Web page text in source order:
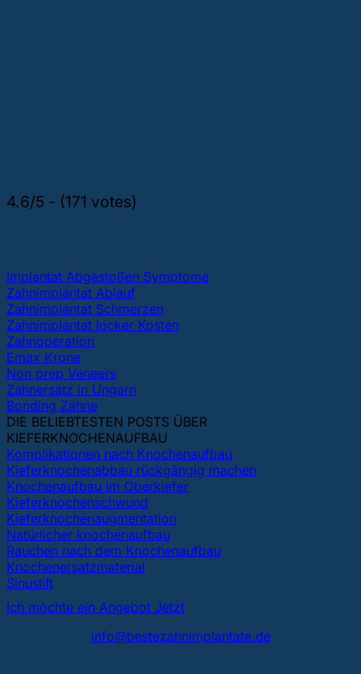
4.6/5 - (171 votes)
Implantat Abgestoßen Symptome
Zahnimplantat Ablauf
Zahnimplantat Schmerzen
Zahnimplantat locker Kosten
Zahnoperation
Emax Krone
Non prep Veneers
Zahnersatz in Ungarn
Bonding Zähne
DIE BELIEBTESTEN POSTS ÜBER
KIEFERKNOCHENAUFBAU
Komplikationen nach Knochenaufbau
Kieferknochenabbau rückgängig machen
Knochenaufbau im Oberkiefer
Kieferknochenschwund
Kieferknochenaugmentation
Natürlicher knochenaufbau
Rauchen nach dem Knochenaufbau
Knochenersatzmaterial
Sinuslift
Ich möchte ein Angebot Jetzt
info@bestezahnimplantate.de